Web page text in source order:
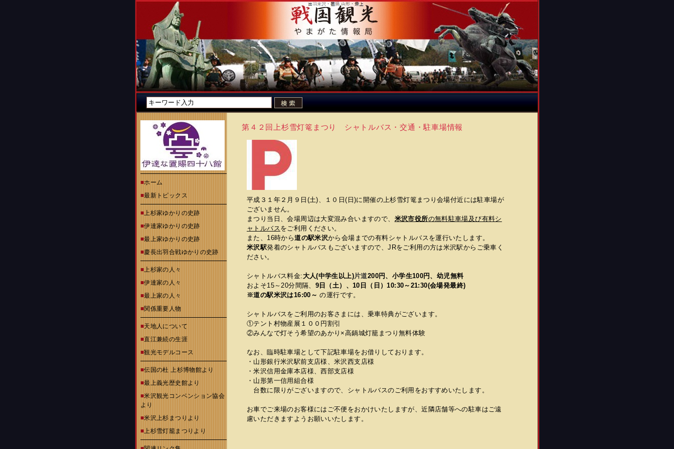
■ホーム
■最新トピックス
■上杉家ゆかりの史跡
■伊達家ゆかりの史跡
■最上家ゆかりの史跡
■慶長出羽合戦ゆかりの史跡
■上杉家の人々
■伊達家の人々
■最上家の人々
■関係重要人物
■天地人について
■直江兼続の生涯
■観光モデルコース
■伝国の杜 上杉博物館より
■最上義光歴史館より
■米沢観光コンベンション協会
より
■米沢上杉まつりより
■上杉雪灯籠まつりより
第４２回上杉雪灯篭まつり シャトルバス・交通・駐車場情報
平成３１年２月９日(土)、１０日(日)に開催の上杉雪灯篭まつり会場付近には駐車場が
ございません。
まつり当日、会場周辺は大変混み合いますので、 米沢市役所の無料駐車場及び有料シ
ャトルバスをご利用ください。
また、16時から道の駅米沢から 会場までの有料シャトルバスを運行いたします。
米沢駅発着のシャトルバスもございますので、JRをご利用の方は米沢駅からご乗車く
ださい。
シャトルバス料金:大人(中学生以上)片道200円、小学生100円、幼児無料
およそ15～20分間隔、 9日（土）、10 日（日）10:30～21:30(会場発最終)
※道の駅米沢は16:00～ の運行です。
シャトルバスをご利用のお客さまには、乗車特典がございます。
①テント村物産展１００円割引
②みんなで灯そう希望のあかり×高鍋城灯籠まつり無料体験
なお、臨時駐車場として下記駐車場をお借りしております。
・山形銀行米沢駅前支店様、米沢西支店様
・米沢信用金庫本店様、西部支店様
・山形第一信用組合様
台数に限りがございますので、シャトルバスのご利用をおすすめいたします。
お車でご来場のお客様にはご不便をおかけいたしますが、近隣店舗等への駐車はご遠
慮いただきますようお願いいたします。